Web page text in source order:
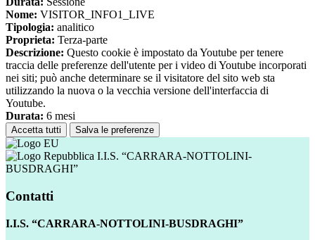
Nome: VISITOR_INFO1_LIVE
Tipologia: analitico
Proprieta: Terza-parte
Descrizione: Questo cookie è impostato da Youtube per tenere
traccia delle preferenze dell'utente per i video di Youtube incorporati
nei siti; può anche determinare se il visitatore del sito web sta
utilizzando la nuova o la vecchia versione dell'interfaccia di
Youtube.
Durata: 6 mesi
Accetta tutti Salva le preferenze
I.I.S. “CARRARA-NOTTOLINI-
BUSDRAGHI”
Contatti
I.I.S. “CARRARA-NOTTOLINI-BUSDRAGHI”